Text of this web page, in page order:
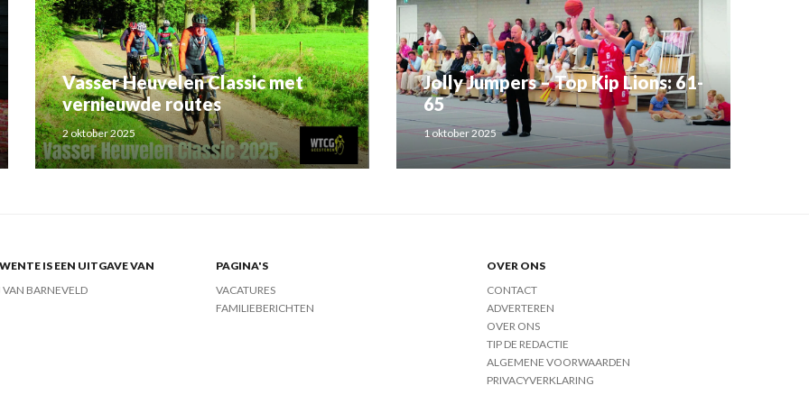
Vasser Heuvelen Classic met
vernieuwde routes
2 oktober 2025
Jolly Jumpers – Top Kip Lions: 61-
65
1 oktober 2025
IS EEN UITGAVE VAN
VAN BARNEVELD
PAGINA'S
VACATURES
FAMILIEBERICHTEN
OVER ONS
CONTACT
ADVERTEREN
OVER ONS
TIP DE REDACTIE
ALGEMENE VOORWAARDEN
PRIVACYVERKLARING